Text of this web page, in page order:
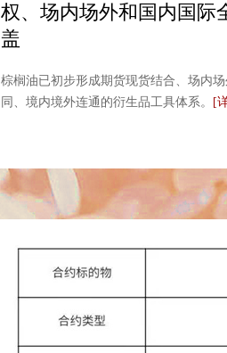
权、场内场外和国内国际
盖
棕榈油已初步形成期货现货结合、场内
同、境内境外连通的衍生品工具体系。
[